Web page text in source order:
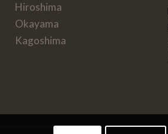
Hiroshima
Okayama
Kagoshima